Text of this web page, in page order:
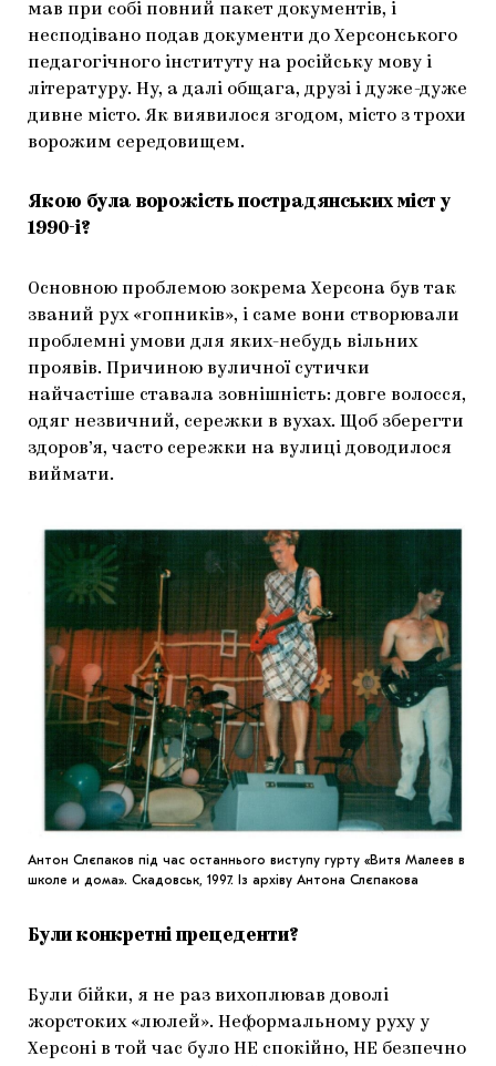
мав при собі повний пакет документів, і
несподівано подав документи до Херсонського
педагогічного інституту на російську мову і
літературу. Ну, а далі общага, друзі і дуже-дуже
дивне місто. Як виявилося згодом, місто з трохи
ворожим середовищем.
Якою була ворожість пострадянських міст у
1990-і?
Основною проблемою зокрема Херсона був так
званий рух «гопників», і саме вони створювали
проблемні умови для яких-небудь вільних
проявів. Причиною вуличної сутички
найчастіше ставала зовнішність: довге волосся,
одяг незвичний, сережки в вухах. Щоб зберегти
здоров’я, часто сережки на вулиці доводилося
виймати.
Антон Слєпаков під час останнього виступу гурту «Витя Малеев в
школе и дома». Скадовськ, 1997. Із архіву Антона Слєпакова
Були конкретні прецеденти?
Були бійки, я не раз вихоплював доволі
жорстоких «люлей». Неформальному руху у
Херсоні в той час було НЕ спокійно, НЕ безпечно